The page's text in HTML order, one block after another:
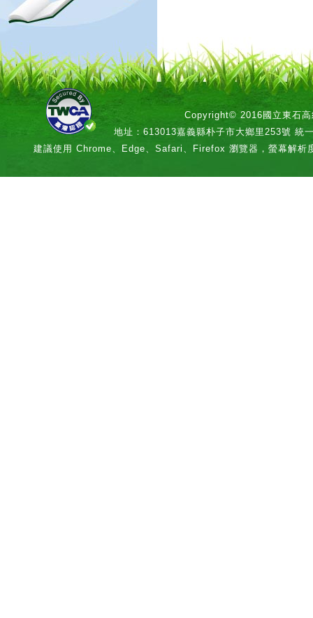
Copyright© 2016國立東石高
地址：613013嘉義縣朴子市大鄉里253號 統
建議使用 Chrome、Edge、Safari、Firefox 瀏覽器，螢幕解